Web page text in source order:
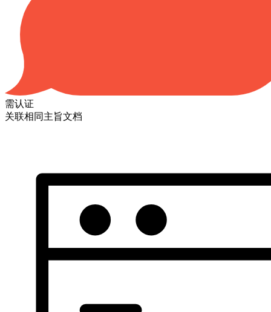
需认证
关联相同主旨文档